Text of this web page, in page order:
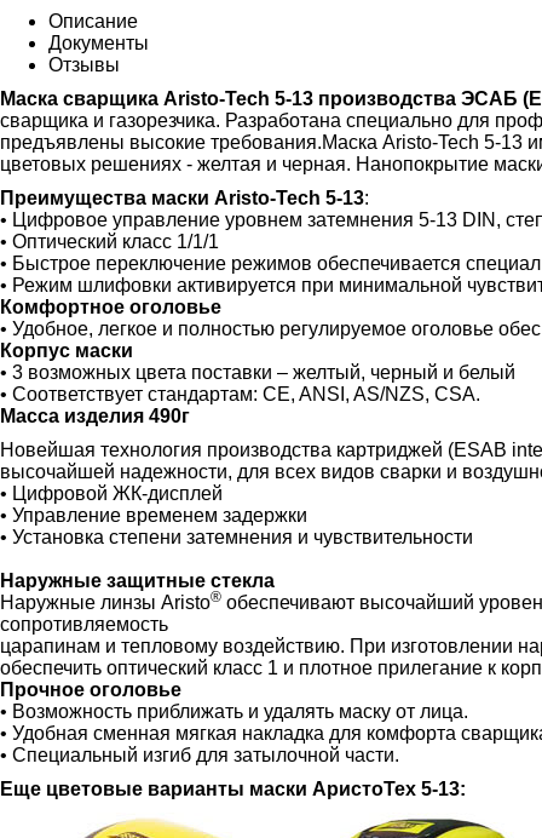
Описание
Документы
Отзывы
Маска сварщика Aristo-Tech 5-13 производства ЭСАБ
сварщика и газорезчика. Разработана специально для
предъявлены высокие требования.Маска Aristo-Tech 5-13
цветовых решениях - желтая и черная. Нанопокрытие
Преимущества маски Aristo-Tech 5-13:
• Цифровое управление уровнем затемнения 5-13 DIN,
• Оптический класс 1/1/1
• Быстрое переключение режимов обеспечивается
• Режим шлифовки активируется при минимальной
Комфортное оголовье
• Удобное, легкое и полностью регулируемое оголовье
Корпус маски
• 3 возможных цвета поставки – желтый, черный и белый
• Соответствует стандартам: CE, ANSI, AS/NZS, CSA.
Масса изделия 490г
Новейшая технология производства картриджей (ESAB
высочайшей надежности, для всех видов сварки и
• Цифровой ЖК-дисплей
• Управление временем задержки
• Установка степени затемнения и чувствительности
Наружные защитные стекла
Наружные линзы Aristo® обеспечивают высочайший
сопротивляемость
царапинам и тепловому воздействию. При изготовлении
обеспечить оптический класс 1 и плотное прилегание к
Прочное оголовье
• Возможность приближать и удалять маску от лица.
• Удобная сменная мягкая накладка для комфорта
• Специальный изгиб для затылочной части.
Еще цветовые варианты маски АристоТех 5-13: